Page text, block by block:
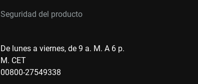
Seguridad del producto
De lunes a viernes, de 9 a. M. A 6 p.
M. CET
00800-27549338